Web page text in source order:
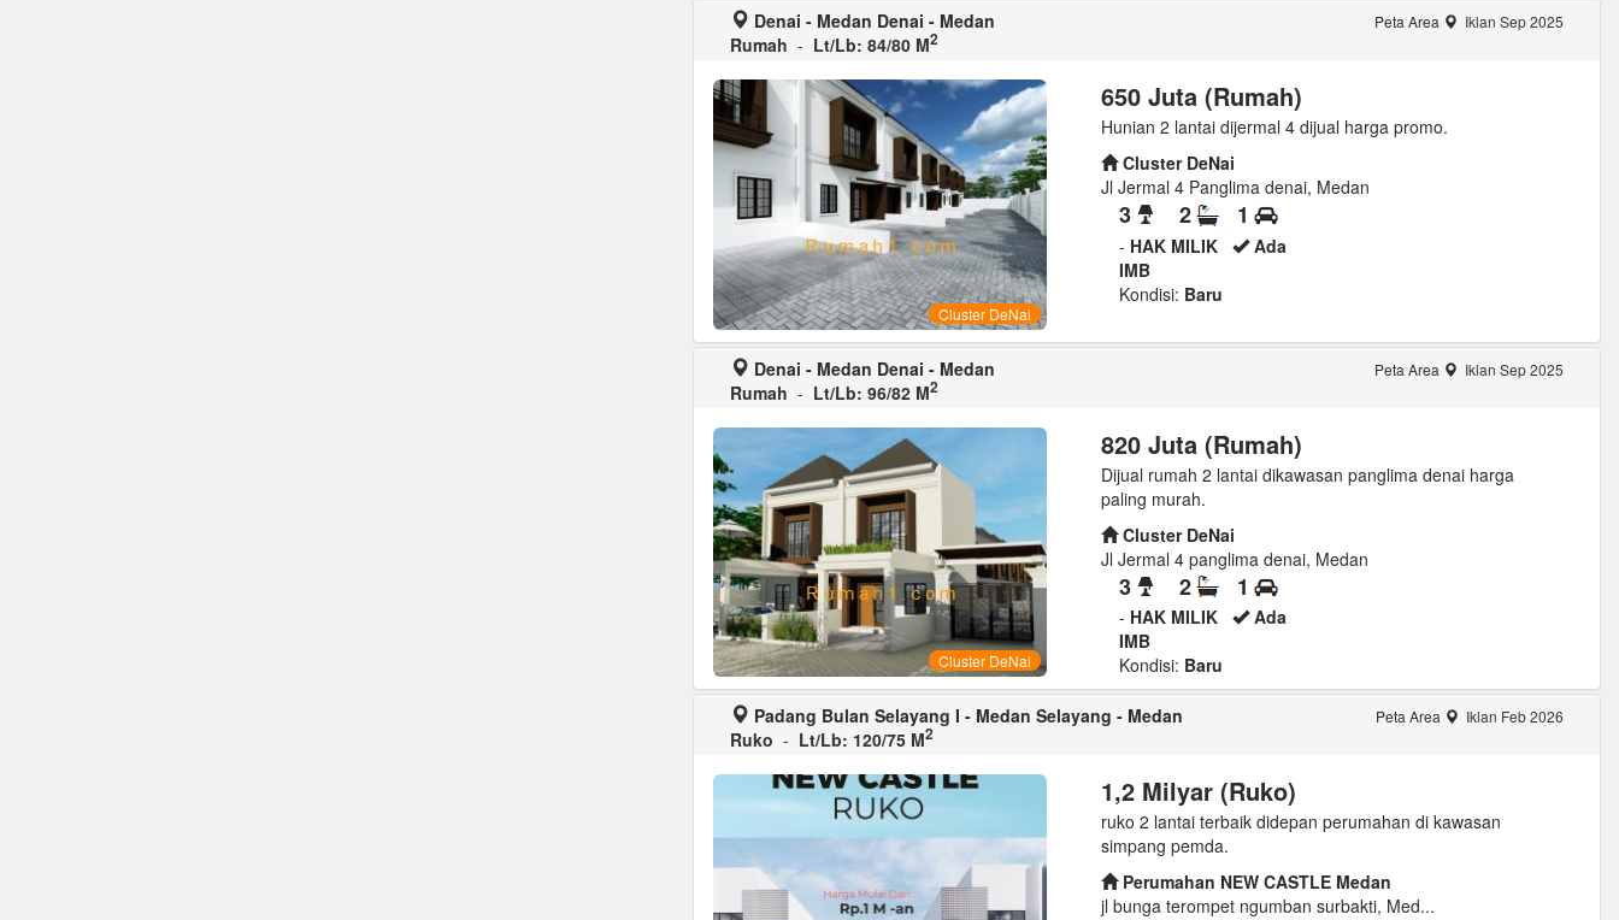
Denai - Medan Denai - Medan
Rumah - Lt/Lb: 84/80 M2
Peta Area Iklan Sep 2025
Cluster DeNai
650 Juta (Rumah)
Hunian 2 lantai dijermal 4 dijual harga promo.
Cluster DeNai
Jl Jermal 4 Panglima denai, Medan
3 2 1
- HAK MILIK
Ada
IMB
Kondisi: Baru
Denai - Medan Denai - Medan
Rumah - Lt/Lb: 96/82 M2
Peta Area Iklan Sep 2025
Cluster DeNai
820 Juta (Rumah)
Dijual rumah 2 lantai dikawasan panglima denai harga
paling murah.
Cluster DeNai
Jl Jermal 4 panglima denai, Medan
3 2 1
- HAK MILIK
Ada
IMB
Kondisi: Baru
Padang Bulan Selayang I - Medan Selayang - Medan
Ruko - Lt/Lb: 120/75 M2
Peta Area Iklan Feb 2026
1,2 Milyar (Ruko)
ruko 2 lantai terbaik didepan perumahan di kawasan
simpang pemda.
Perumahan NEW CASTLE Medan
jl bunga terompet ngumban surbakti, Med...